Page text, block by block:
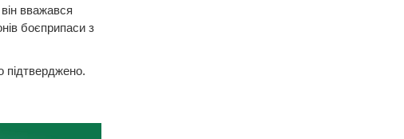
вважався
боєприпаси з
підтверджено.​